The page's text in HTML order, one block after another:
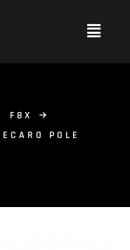
F8X
POLE